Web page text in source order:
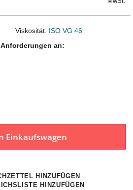
ISO VG 46
an:
Einkaufswagen
HINZUFÜGEN
HINZUFÜGEN